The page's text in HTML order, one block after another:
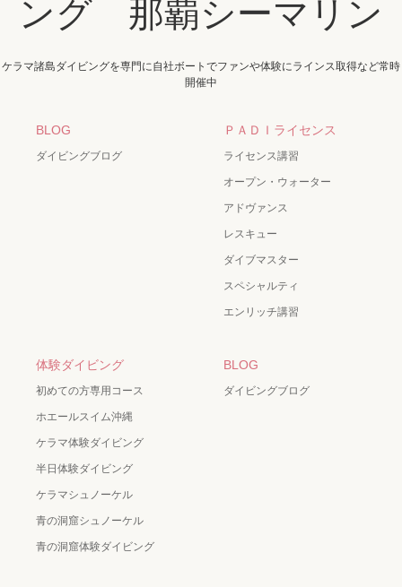
ング 那覇シーマリン
ケラマ諸島ダイビングを専門に自社ボートでファンや体験にラインス取得など常時
開催中
BLOG
ダイビングブログ
ＰＡＤＩライセンス
ライセンス講習
オープン・ウォーター
アドヴァンス
レスキュー
ダイブマスター
スペシャルティ
エンリッチ講習
体験ダイビング
初めての方専用コース
ホエールスイム沖縄
ケラマ体験ダイビング
半日体験ダイビング
ケラマシュノーケル
青の洞窟シュノーケル
青の洞窟体験ダイビング
BLOG
ダイビングブログ